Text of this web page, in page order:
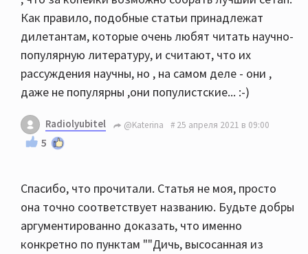
Как правило, подобные статьи принадлежат
дилетантам, которые очень любят читать научно-
популярную литературу, и считают, что их
рассуждения научны, но , на самом деле - они ,
даже не популярны ,они популистские... :-)
Radiolyubitel @Katerina 25 апреля 2021 в 09:00
5
Спасибо, что прочитали. Статья не моя, просто
она точно соответствует названию. Будьте добры
аргументированно доказать, что именно
конкретно по пунктам ""Дичь, высосанная из